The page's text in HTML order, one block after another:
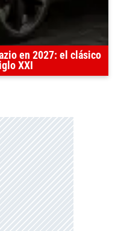
en 2027: el clásico
XXI